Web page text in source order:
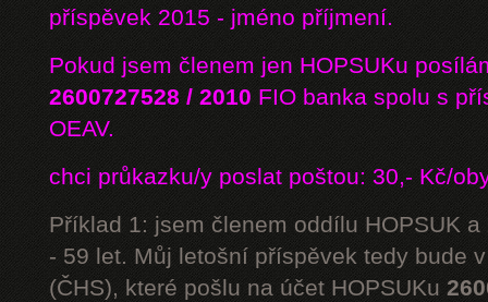
příspěvek 2015 - jméno příjmení.
Pokud jsem členem jen HOPSUKu
2600727528 / 2010 FIO banka spolu s
OEAV.
chci průkazku/y poslat poštou: 30,- Kč/
Příklad 1: jsem členem oddílu HOPSUK
- 59 let. Můj letošní příspěvek tedy bude
(ČHS), které pošlu na účet HOPSUKu